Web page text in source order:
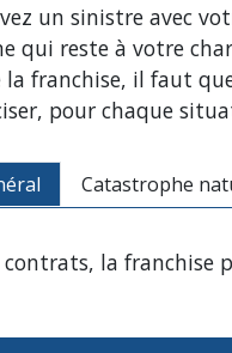
un sinistre avec
qui reste à votre
franchise, il faut
pour chaque
Catastrophe
contrats, la franchise